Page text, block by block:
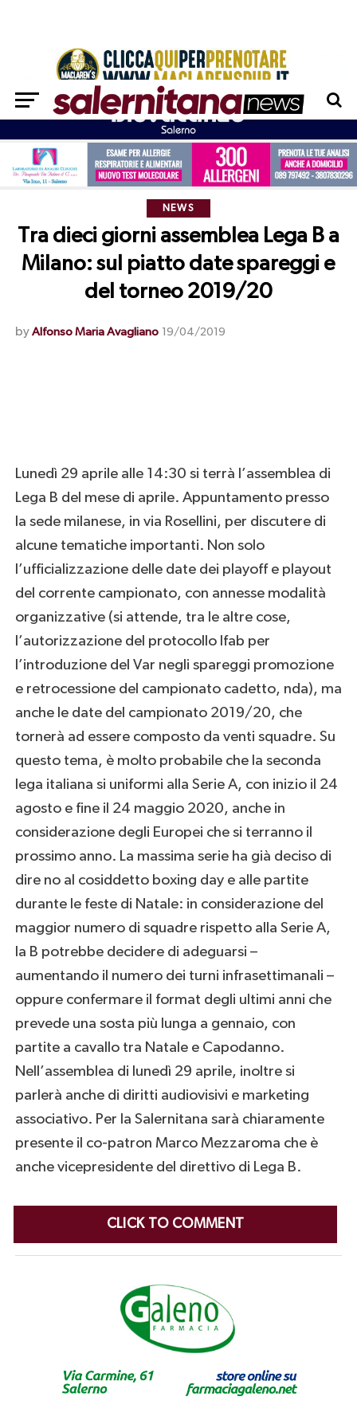
NEWS
Tra dieci giorni assemblea Lega B a
Milano: sul piatto date spareggi e
del torneo 2019/20
by Alfonso Maria Avagliano 19/04/2019
Lunedì 29 aprile alle 14:30 si terrà l’assemblea di
Lega B del mese di aprile. Appuntamento presso
la sede milanese, in via Rosellini, per discutere di
alcune tematiche importanti. Non solo
l’ufficializzazione delle date dei playoff e playout
del corrente campionato, con annesse modalità
organizzative (si attende, tra le altre cose,
l’autorizzazione del protocollo Ifab per
l’introduzione del Var negli spareggi promozione
e retrocessione del campionato cadetto, nda), ma
anche le date del campionato 2019/20, che
tornerà ad essere composto da venti squadre. Su
questo tema, è molto probabile che la seconda
lega italiana si uniformi alla Serie A, con inizio il 24
agosto e fine il 24 maggio 2020, anche in
considerazione degli Europei che si terranno il
prossimo anno. La massima serie ha già deciso di
dire no al cosiddetto boxing day e alle partite
durante le feste di Natale: in considerazione del
maggior numero di squadre rispetto alla Serie A,
la B potrebbe decidere di adeguarsi –
aumentando il numero dei turni infrasettimanali –
oppure confermare il format degli ultimi anni che
prevede una sosta più lunga a gennaio, con
partite a cavallo tra Natale e Capodanno.
Nell’assemblea di lunedì 29 aprile, inoltre si
parlerà anche di diritti audiovisivi e marketing
associativo. Per la Salernitana sarà chiaramente
presente il co-patron Marco Mezzaroma che è
anche vicepresidente del direttivo di Lega B.
CLICK TO COMMENT